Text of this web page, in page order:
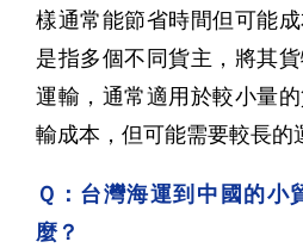
樣通常能節省時間但可能
是指多個不同貨主，將其
運輸，通常適用於較小量
輸成本，但可能需要較長的
Ｑ：台灣海運到中國的小
麼？